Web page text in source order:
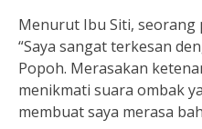
Menurut Ibu Siti,
“Saya sangat terkesan
Popoh. Merasakan
menikmati suara ombak
membuat saya merasa